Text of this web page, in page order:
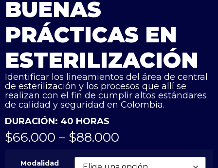
BUENAS
PRÁCTICAS EN
ESTERILIZACIÓN
Identificar los lineamientos del área de central
de esterilización y los procesos que allí se
realizan con el fin de cumplir altos estándares
de calidad y seguridad en Colombia.
DURACIÓN: 40 HORAS
$66.000 – $88.000
Modalidad